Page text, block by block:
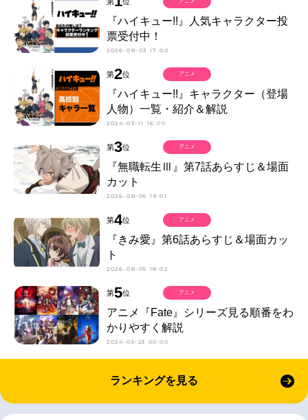
『ハイキュー!!』人気キャラクター投
票受付中！
2026-08-03 17:00
第2位
『ハイキュー!!』キャラクター（登場
人物）一覧・紹介＆解説
2024-03-11 16:00
アニメ
第3位
『無職転生Ⅲ』第7話あらすじ＆場面
カット
2026-08-05 19:01
アニメ
第4位
『きみ愛』第6話あらすじ＆場面カッ
ト
2026-08-05 18:02
アニメ
第5位
アニメ『Fate』シリーズ見る順番をわ
かりやすく解説
2024-05-23 00:00
アニメ
ランキングを見る